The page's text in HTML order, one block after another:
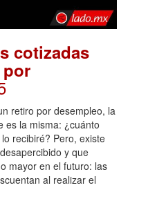
cotizadas
retiro por desempleo, la
es la misma: ¿cuánto
recibiré? Pero, existe
y que
mayor en el futuro: las
al realizar el